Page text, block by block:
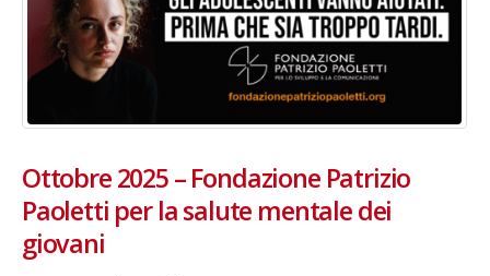
Ottobre 2025 – Fondazione Patrizio
Paoletti per la salute mentale dei
giovani